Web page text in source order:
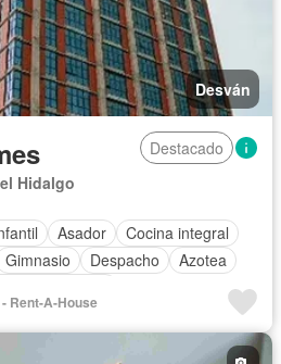
Desván
Destacado
Hidalgo
Asador
Cocina integral
Gimnasio Despacho
Azotea
Rent-A-House